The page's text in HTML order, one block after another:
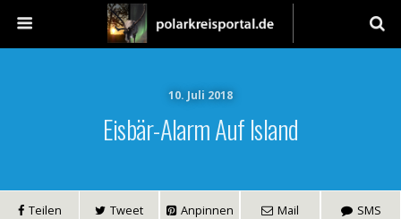
10. Juli 2018
Eisbär-Alarm Auf Island
Teilen Tweet Anpinnen Mail SMS